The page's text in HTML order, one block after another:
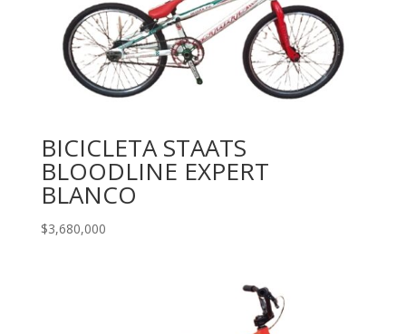
BICICLETA STAATS
BLOODLINE EXPERT
BLANCO
$3,680,000